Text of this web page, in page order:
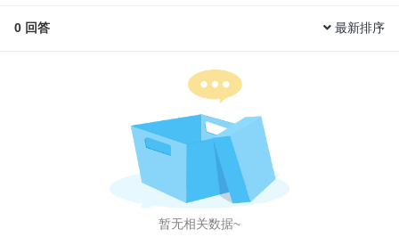
0 回答 最新排序
暂无相关数据~